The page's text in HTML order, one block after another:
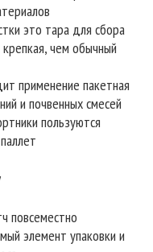
это тара для сбора
чем обычный
применение пакетная
и почвенных смесей
пользуются
повсеместно
элемент упаковки и